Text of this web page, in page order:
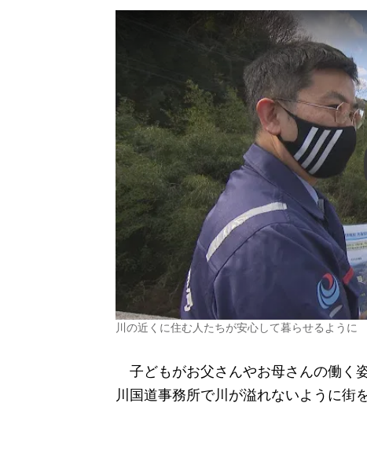
川の近くに住む人たちが安心して暮らせるよう
子どもがお父さんやお母さんの働く
川国道事務所で川が溢れないように街